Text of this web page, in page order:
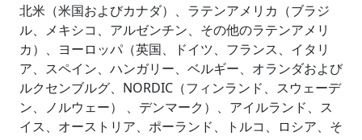
北米（米国およびカナダ）、ラテンアメリカ（ブラジ
ル、メキシコ、アルゼンチン、その他のラテンアメリ
カ）、ヨーロッパ（英国、ドイツ、フランス、イタリ
ア、スペイン、ハンガリー、ベルギー、オランダおよび
ルクセンブルグ、NORDIC（フィンランド、スウェーデ
ン、ノルウェー） 、デンマーク）、アイルランド、ス
イス、オーストリア、ポーランド、トルコ、ロシア、そ